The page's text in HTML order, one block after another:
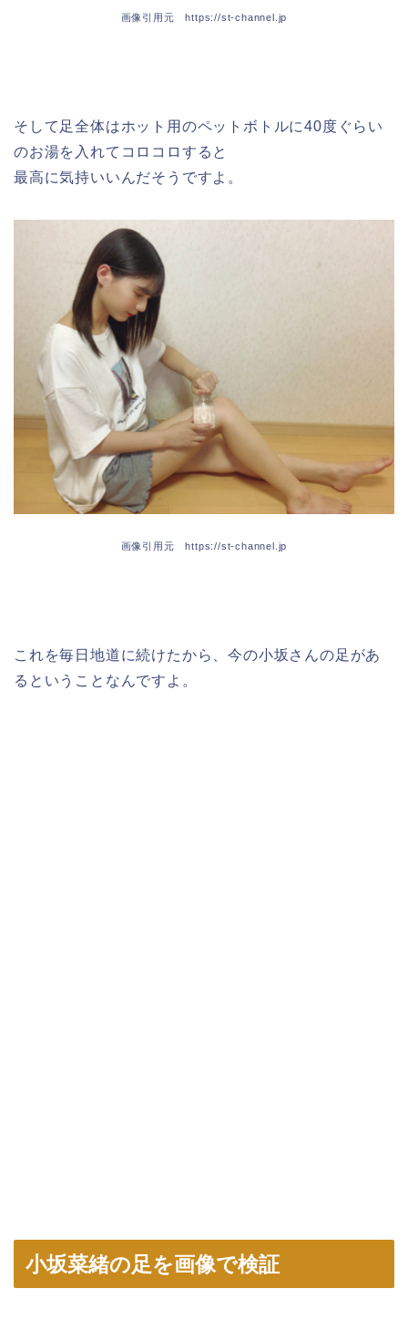
画像引用元 https://st-channel.jp
そして足全体はホット用のペットボトルに40度ぐらい
のお湯を入れてコロコロすると
最高に気持いいんだそうですよ。
画像引用元 https://st-channel.jp
これを毎日地道に続けたから、今の小坂さんの足があ
るということなんですよ。
小坂菜緒の足を画像で検証